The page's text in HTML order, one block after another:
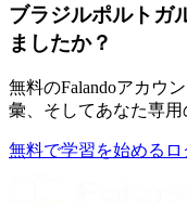
ブラジルポルトガ
ましたか？
無料のFalandoアカウ
彙、そしてあなた専用
無料で学習を始める